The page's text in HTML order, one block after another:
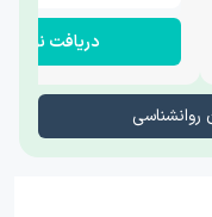
دریافت نوبت